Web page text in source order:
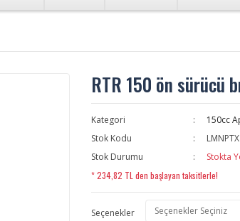
RTR 150 ön sürücü
Kategori
150cc
Stok Kodu
Stok Durumu
Stokta
* 234,82 TL den başlayan taksitlerle!
Seçenekler